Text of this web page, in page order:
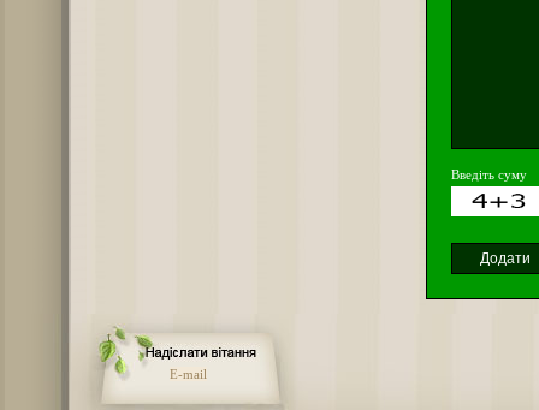
Введіть суму
E-mail